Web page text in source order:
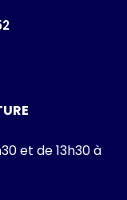
et de 13h30 à